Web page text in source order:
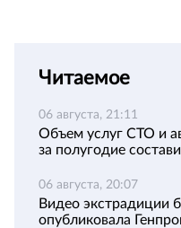
Читаемое
06 августа, 21:11
Объем услуг СТО и
за полугодие
06 августа, 20:07
Видео экстрадиции
опубликовала